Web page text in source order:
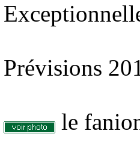
Prévisions
le